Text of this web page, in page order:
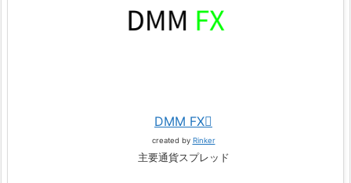
DMM FX
created by Rinker
主要通貨スプレッド